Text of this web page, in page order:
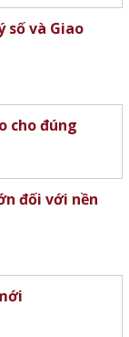
số và Giao
cho đúng
đối với nền